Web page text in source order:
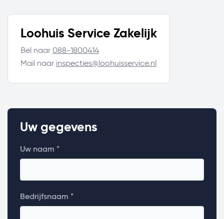
Loohuis Service Zakelijk
Bel naar 088-1800414
Mail naar inspecties@loohuisservice.nl
Uw gegevens
Uw naam *
Bedrijfsnaam *